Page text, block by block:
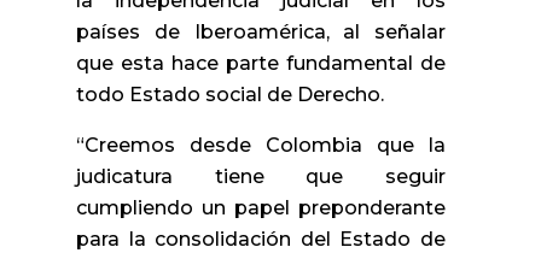
países de Iberoamérica, al señalar
que esta hace parte fundamental de
todo Estado social de Derecho.
“Creemos desde Colombia que la
judicatura tiene que seguir
cumpliendo un papel preponderante
para la consolidación del Estado de